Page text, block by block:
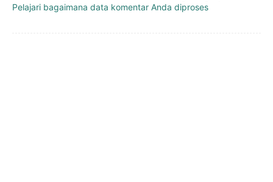
Pelajari bagaimana data komentar Anda diproses